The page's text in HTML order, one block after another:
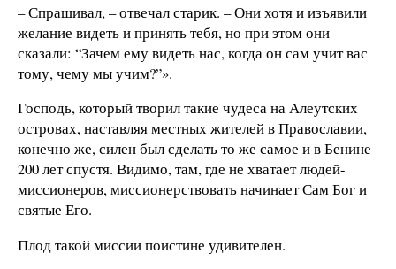
– Спрашивал, – отвечал старик. – Они хотя и изъявили
желание видеть и принять тебя, но при этом они
сказали: “Зачем ему видеть нас, когда он сам учит вас
тому, чему мы учим?”».
Господь, который творил такие чудеса на Алеутских
островах, наставляя местных жителей в Православии,
конечно же, силен был сделать то же самое и в Бенине
200 лет спустя. Видимо, там, где не хватает людей-
миссионеров, миссионерствовать начинает Сам Бог и
святые Его.
Плод такой миссии поистине удивителен.